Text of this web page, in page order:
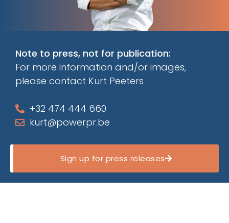
Note to press, not for publication:
For more information and/or images,
please contact Kurt Peeters
+32 474 444 660
kurt@powerpr.be
Sign up for press releases